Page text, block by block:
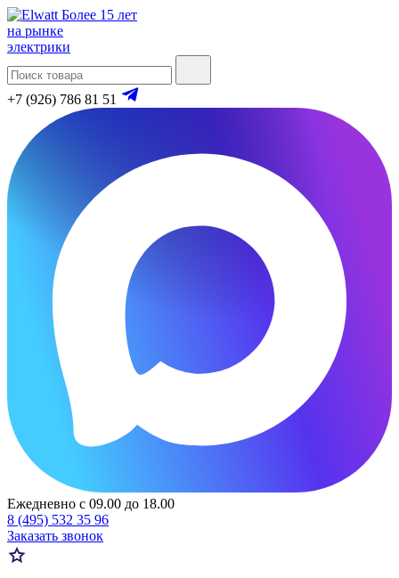
Более 15 лет
на рынке
электрики
+7 (926) 786 81 51
Ежедневно с 09.00 до 18.00
8 (495) 532 35 96
Заказать звонок